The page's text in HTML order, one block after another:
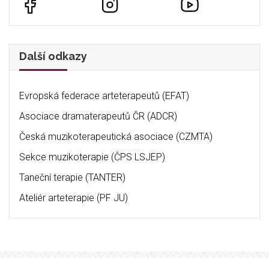
Další odkazy
Evropská federace arteterapeutů (EFAT)
Asociace dramaterapeutů ČR (ADCR)
Česká muzikoterapeutická asociace (CZMTA)
Sekce muzikoterapie (ČPS LSJEP)
Taneční terapie (TANTER)
Ateliér arteterapie (PF JU)